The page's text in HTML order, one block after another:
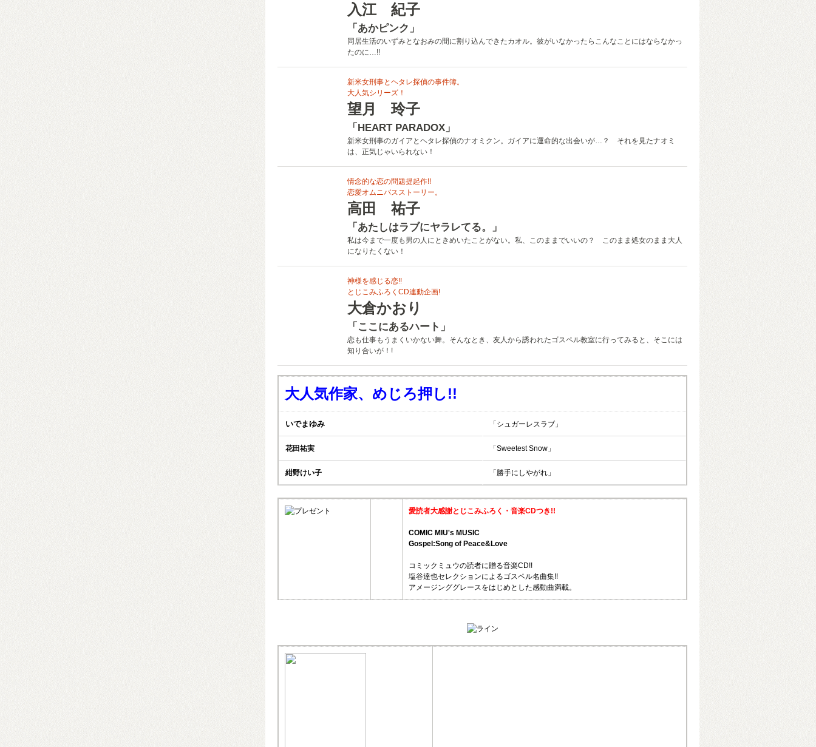
入江 紀子
「あかピンク」
同居生活のいずみとなおみの間に割り込んできたカオル。彼がいなかったらこんなことにはならなかっ
たのに…!!
新米女刑事とヘタレ探偵の事件簿。
大人気シリーズ！
望月 玲子
「HEART PARADOX」
新米女刑事のガイアとヘタレ探偵のナオミクン。ガイアに運命的な出会いが…？ それを見たナオミ
は、正気じゃいられない！
情念的な恋の問題提起作!!
恋愛オムニバスストーリー。
高田 祐子
「あたしはラブにヤラレてる。」
私は今まで一度も男の人にときめいたことがない。私、このままでいいの？ このまま処女のまま大人
になりたくない！
神様を感じる恋!!
とじこみふろくCD連動企画!
大倉かおり
「ここにあるハート」
恋も仕事もうまくいかない舞。そんなとき、友人から誘われたゴスペル教室に行ってみると、そこには
知り合いが！!
大人気作家、めじろ押し!!
いでまゆみ 「シュガーレスラブ」
花田祐実 「Sweetest Snow」
紺野けい子 「勝手にしやがれ」
愛読者大感謝とじこみふろく・音楽CDつき!!
COMIC MIU's MUSIC
Gospel:Song of Peace&Love
コミックミュウの読者に贈る音楽CD!!
塩谷達也セレクションによるゴスペル名曲集!!
アメージンググレースをはじめとした感動曲満載。